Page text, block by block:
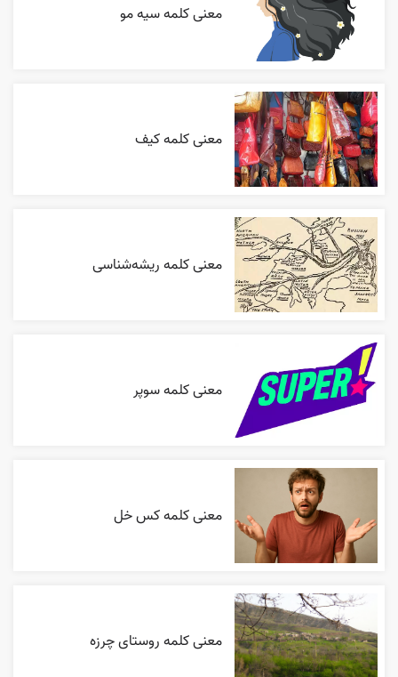
معنی کلمه سیه مو
معنی کلمه کیف
معنی کلمه ریشه‌شناسی
معنی کلمه سوپر
معنی کلمه کس خل
معنی کلمه روستای چرزه